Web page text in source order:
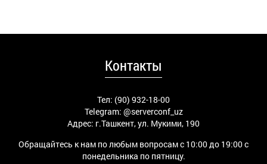
Контакты
Тел: (90) 932-18-00
Telegram: @serverconf_uz
Адрес: г.Ташкент, ул. Мукими, 190
Обращайтесь к нам по любым вопросам с 10:00 до 19:00 с
понедельника по пятницу.